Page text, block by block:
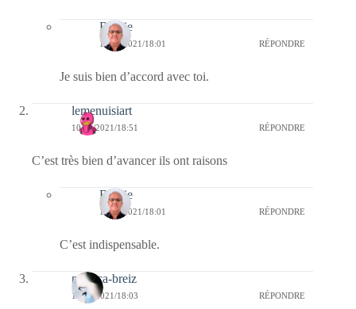
Bernie
11/01/2021/18:01 RÉPONDRE
Je suis bien d’accord avec toi.
lemenuisiart
10/01/2021/18:51 RÉPONDRE
C’est très bien d’avancer ils ont raisons
Bernie
11/01/2021/18:01 RÉPONDRE
C’est indispensable.
monica-breiz
10/01/2021/18:03 RÉPONDRE